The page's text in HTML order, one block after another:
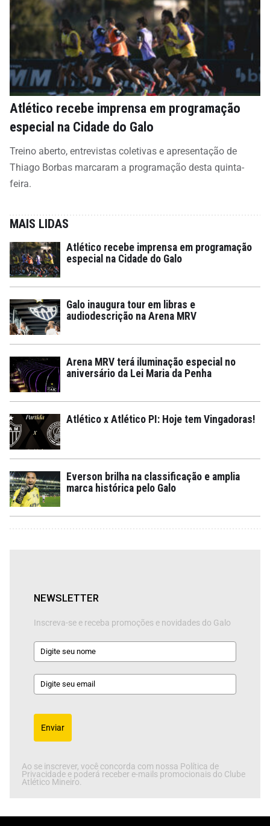
Atlético recebe imprensa em programação
especial na Cidade do Galo
Treino aberto, entrevistas coletivas e apresentação de
Thiago Borbas marcaram a programação desta quinta-
feira.
MAIS LIDAS
Atlético recebe imprensa em programação
especial na Cidade do Galo
Galo inaugura tour em libras e
audiodescrição na Arena MRV
Arena MRV terá iluminação especial no
aniversário da Lei Maria da Penha
Atlético x Atlético PI: Hoje tem Vingadoras!
Everson brilha na classificação e amplia
marca histórica pelo Galo
NEWSLETTER
Inscreva-se e receba promoções e novidades do Galo
Enviar
Ao se inscrever, você concorda com nossa Política de
Privacidade e poderá receber e-mails promocionais do Clube
Atlético Mineiro.